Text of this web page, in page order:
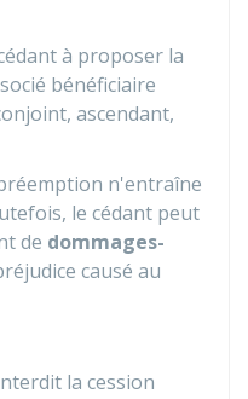
à proposer la
bénéficiaire
ascendant,
n'entraîne
le cédant peut
de dommages-
causé au
la cession